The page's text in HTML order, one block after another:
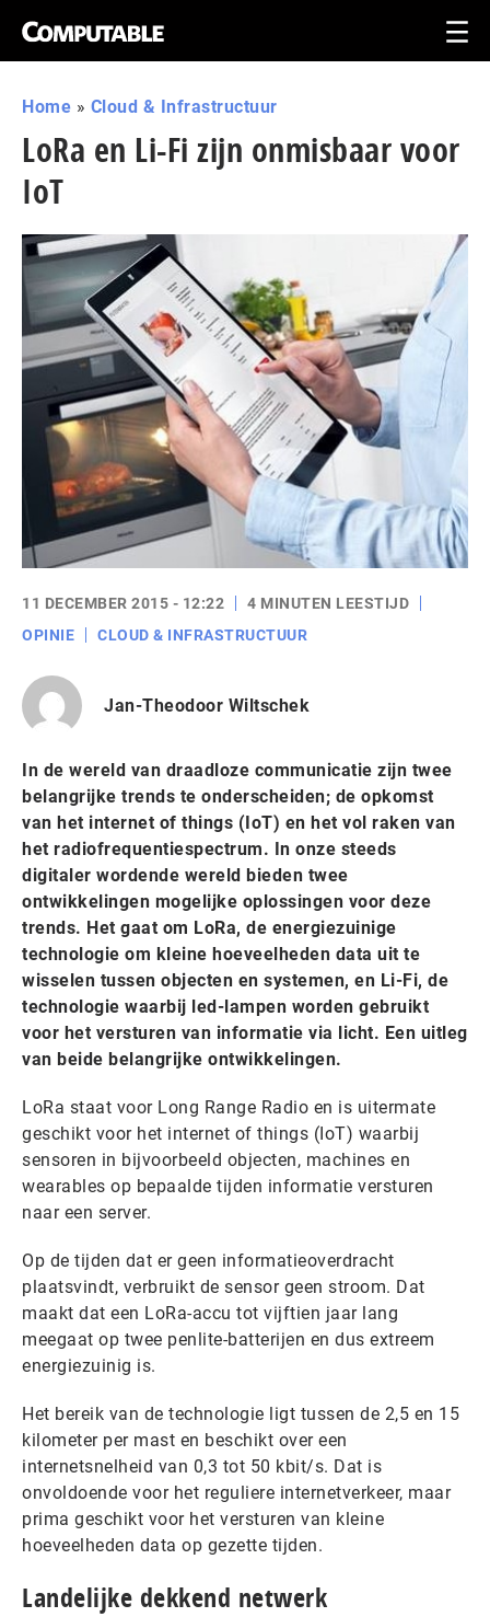
Home » Cloud & Infrastructuur
LoRa en Li-Fi zijn onmisbaar voor
IoT
11 DECEMBER 2015 - 12:22
4 MINUTEN LEESTIJD
OPINIE
CLOUD & INFRASTRUCTUUR
Jan-Theodoor Wiltschek
In de wereld van draadloze communicatie zijn twee
belangrijke trends te onderscheiden; de opkomst
van het internet of things (IoT) en het vol raken van
het radiofrequentiespectrum. In onze steeds
digitaler wordende wereld bieden twee
ontwikkelingen mogelijke oplossingen voor deze
trends. Het gaat om LoRa, de energiezuinige
technologie om kleine hoeveelheden data uit te
wisselen tussen objecten en systemen, en Li-Fi, de
technologie waarbij led-lampen worden gebruikt
voor het versturen van informatie via licht. Een uitleg
van beide belangrijke ontwikkelingen.
LoRa staat voor Long Range Radio en is uitermate
geschikt voor het internet of things (IoT) waarbij
sensoren in bijvoorbeeld objecten, machines en
wearables op bepaalde tijden informatie versturen
naar een server.
Op de tijden dat er geen informatieoverdracht
plaatsvindt, verbruikt de sensor geen stroom. Dat
maakt dat een LoRa-accu tot vijftien jaar lang
meegaat op twee penlite-batterijen en dus extreem
energiezuinig is.
Het bereik van de technologie ligt tussen de 2,5 en 15
kilometer per mast en beschikt over een
internetsnelheid van 0,3 tot 50 kbit/s. Dat is
onvoldoende voor het reguliere internetverkeer, maar
prima geschikt voor het versturen van kleine
hoeveelheden data op gezette tijden.
Landelijke dekkend netwerk